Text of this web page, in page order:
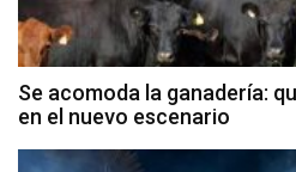
Se acomoda la ganadería:
en el nuevo escenario